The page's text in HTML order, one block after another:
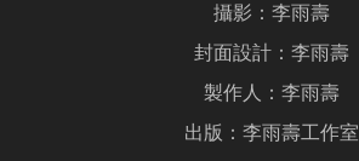
攝影：李雨壽
封面設計：李雨壽
製作人：李雨壽
出版：李雨壽工作室